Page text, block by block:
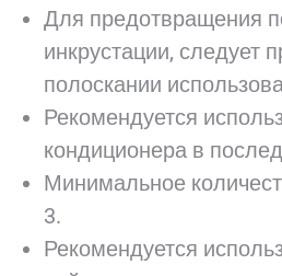
Для предотвращения
инкрустации, следует
полоскании
Рекомендуется
кондиционера в
Минимальное
3.
Рекомендуется